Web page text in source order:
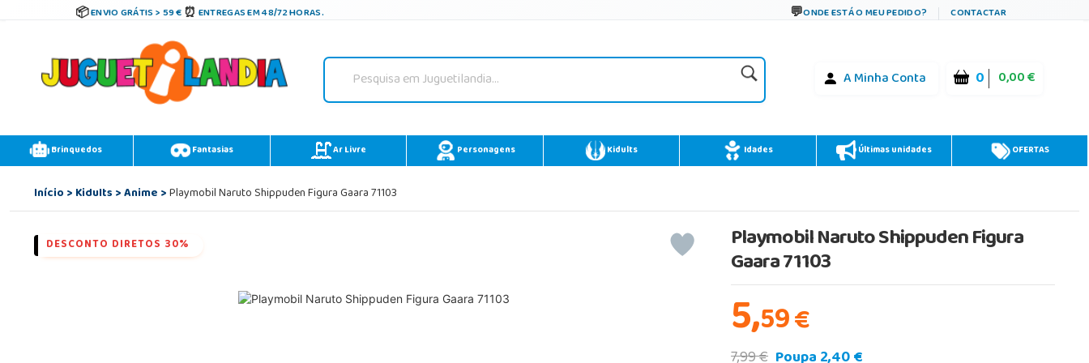
ENVIO GRÁTIS > 59 € ENTREGAS EM 48/72 HORAS. ONDE ESTÁ O MEU PEDIDO? CONTACTAR
A Minha Conta 0 0,00 €
Brinquedos Fantasias Ar Livre Personagens Kidults Idades Últimas unidades OFERTAS
Início>Kidults>Anime>Playmobil Naruto Shippuden Figura Gaara 71103
DESCONTO DIRETOS 30% Playmobil Naruto Shippuden Figura
Gaara 71103
5,59€